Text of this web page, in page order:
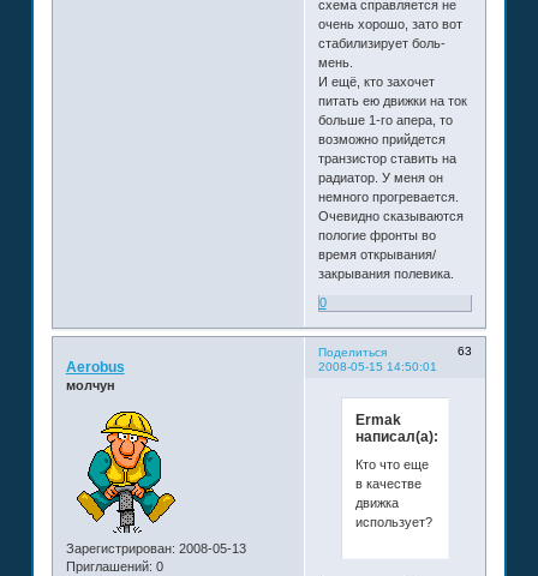
схема справляется не
очень хорошо, зато вот
стабилизирует боль-
мень.
И ещё, кто захочет
питать ею движки на ток
больше 1-го апера, то
возможно прийдется
транзистор ставить на
радиатор. У меня он
немного прогревается.
Очевидно сказываются
пологие фронты во
время открывания/
закрывания полевика.
0
Поделиться
63
2008-05-15 14:50:01
Aerobus
молчун
Зарегистрирован: 2008-05-13
Приглашений: 0
Ermak
написал(а):
Кто что еще
в качестве
движка
использует?